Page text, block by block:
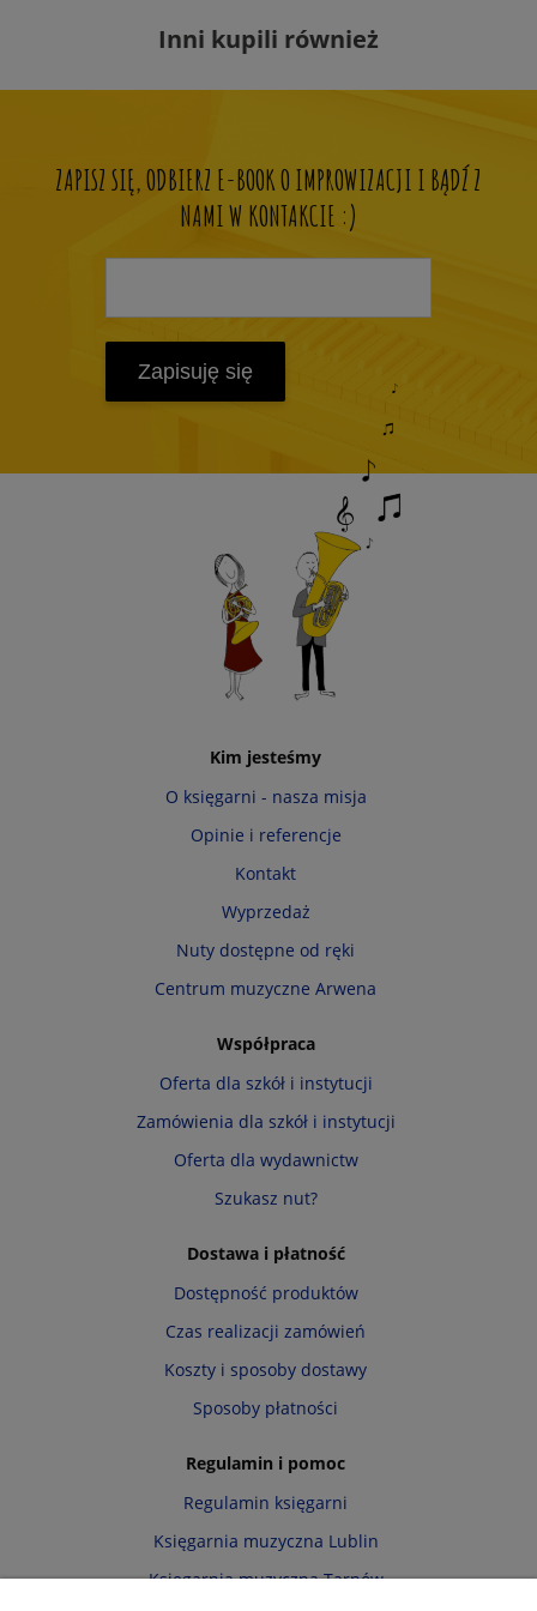
Inni kupili również
ZAPISZ SIĘ, ODBIERZ E-BOOK O IMPROWIZACJI I BĄDŹ Z
NAMI W KONTAKCIE :)
Zapisuję się
Kim jesteśmy
O księgarni - nasza misja
Opinie i referencje
Kontakt
Wyprzedaż
Nuty dostępne od ręki
Centrum muzyczne Arwena
Współpraca
Oferta dla szkół i instytucji
Zamówienia dla szkół i instytucji
Oferta dla wydawnictw
Szukasz nut?
Dostawa i płatność
Dostępność produktów
Czas realizacji zamówień
Koszty i sposoby dostawy
Sposoby płatności
Regulamin i pomoc
Regulamin księgarni
Księgarnia muzyczna Lublin
Księgarnia muzyczna Tarnów